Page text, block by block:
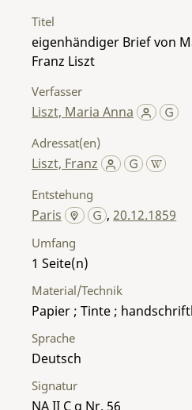
Titel
eigenhändiger Brief von
Franz Liszt
Verfasser
Liszt, Maria Anna
Adressat(en)
Liszt, Franz
Entstehung
Paris ,20.12.1859
Umfang
1
Material/Technik
Papier ; Tinte ;
Sprache
Deutsch
Signatur
NA II C g Nr. 56